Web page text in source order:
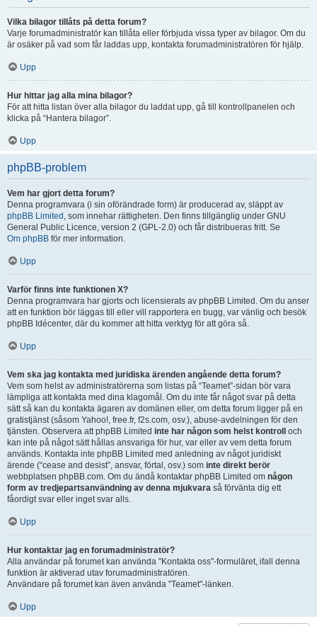
Vilka bilagor tillåts på detta forum?
Varje forumadministratör kan tillåta eller förbjuda vissa typer av bilagor. Om du
är osäker på vad som får laddas upp, kontakta forumadministratören för hjälp.
Upp
Hur hittar jag alla mina bilagor?
För att hitta listan över alla bilagor du laddat upp, gå till kontrollpanelen och
klicka på “Hantera bilagor”.
Upp
phpBB-problem
Vem har gjort detta forum?
Denna programvara (i sin oförändrade form) är producerad av, släppt av
phpBB Limited , som innehar rättigheten. Den finns tillgänglig under GNU
General Public Licence, version 2 (GPL-2.0) och får distribueras fritt. Se
Om phpBB för mer information.
Upp
Varför finns inte funktionen X?
Denna programvara har gjorts och licensierats av phpBB Limited. Om du anser
att en funktion bör läggas till eller vill rapportera en bugg, var vänlig och besök
phpBB Idécenter, där du kommer att hitta verktyg för att göra så.
Upp
Vem ska jag kontakta med juridiska ärenden angående detta forum?
Vem som helst av administratörerna som listas på “Teamet”-sidan bör vara
lämpliga att kontakta med dina klagomål. Om du inte får något svar på detta
sätt så kan du kontakta ägaren av domänen eller, om detta forum ligger på en
gratistjänst (såsom Yahoo!, free.fr, f2s.com, osv.), abuse-avdelningen för den
tjänsten. Observera att phpBB Limited inte har någon som helst kontroll
och
kan inte på något sätt hållas ansvariga för hur, var eller av vem detta forum
används. Kontakta inte phpBB Limited med anledning av något juridiskt
ärende (“cease and desist”, ansvar, förtal, osv.) som inte direkt berör
webbplatsen phpBB.com. Om du ändå kontaktar phpBB Limited om någon
form av tredjepartsanvändning av denna mjukvara så förvänta dig ett
fåordigt svar eller inget svar alls.
Upp
Hur kontaktar jag en forumadministratör?
Alla användar på forumet kan använda "Kontakta oss"-formuläret, ifall denna
funktion är aktiverad utav forumadministratören.
Användare på forumet kan även använda "Teamet"-länken.
Upp